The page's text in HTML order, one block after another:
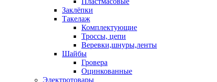
Заклёпки
Такелаж
Комплектующие
Троссы, цепи
Веревки,шнуры,ленты
Шайбы
Гровера
Оцинкованные
Электротовары